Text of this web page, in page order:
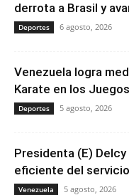
derrota a Brasil y
Deportes 6 agosto, 2026
Venezuela logra
Karate en los Juegos
Deportes 5 agosto, 2026
Presidenta (E)
eficiente del
Venezuela 5 agosto, 2026